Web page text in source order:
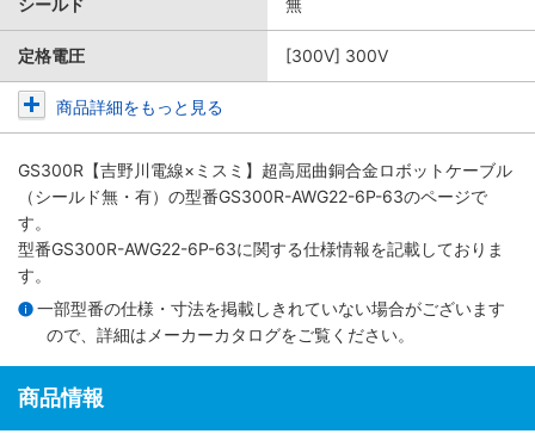
シールド 無
定格電圧 [300V] 300V
商品詳細をもっと見る
GS300R【吉野川電線×ミスミ】超高屈曲銅合金ロボットケーブル
（シールド無・有） の型番GS300R-AWG22-6P-63のページで
す。
型番GS300R-AWG22-6P-63に関する仕様情報を記載しておりま
す。
一部型番の仕様・寸法を掲載しきれていない場合がございます
ので、詳細は メーカーカタログをご覧ください。
商品情報